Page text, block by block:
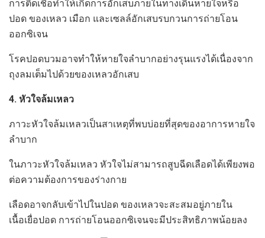
การติดเชื้อทำให้เกิดการอักเสบภายในทางเดินหายใจหรือ
ปอด ของเหลว เมือก และเซลล์อักเสบรบกวนการถ่ายโอน
ออกซิเจน
โรคปอดบวมอาจทำให้หายใจลำบากอย่างรุนแรงได้เนื่องจาก
ถุงลมเต็มไปด้วยของเหลวอักเสบ
4. หัวใจล้มเหลว
ภาวะหัวใจล้มเหลวเป็นสาเหตุที่พบบ่อยที่สุดของอาการหายใจ
ลำบาก
ในภาวะหัวใจล้มเหลว หัวใจไม่สามารถสูบฉีดเลือดได้เพียงพอ
ต่อความต้องการของร่างกาย
เลือดอาจกลับเข้าไปในปอด ของเหลวจะสะสมอยู่ภายใน
เนื้อเยื่อปอด การถ่ายโอนออกซิเจนจะมีประสิทธิภาพน้อยลง